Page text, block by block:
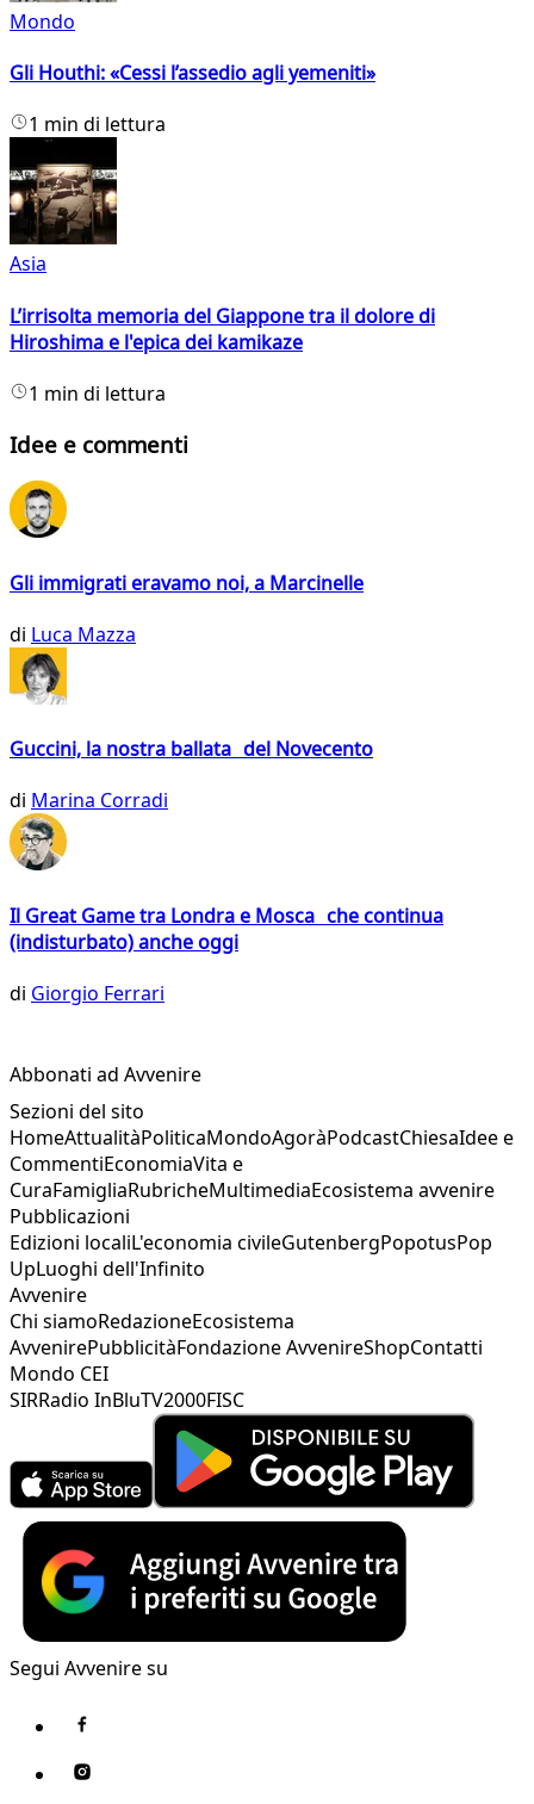
Mondo
Gli Houthi: «Cessi l’assedio agli yemeniti»
1 min di lettura
Asia
L’irrisolta memoria del Giappone tra il dolore di
Hiroshima e l'epica dei kamikaze
1 min di lettura
Idee e commenti
Gli immigrati eravamo noi, a Marcinelle
di Luca Mazza
Guccini, la nostra ballata del Novecento
di Marina Corradi
Il Great Game tra Londra e Mosca che continua
(indisturbato) anche oggi
di Giorgio Ferrari
Abbonati ad Avvenire
Sezioni del sito
HomeAttualitàPoliticaMondoAgoràPodcastChiesaIdee e
CommentiEconomiaVita e
CuraFamigliaRubricheMultimediaEcosistema avvenire
Pubblicazioni
Edizioni localiL'economia civileGutenbergPopotusPop
UpLuoghi dell'Infinito
Avvenire
Chi siamoRedazioneEcosistema
AvvenirePubblicitàFondazione AvvenireShopContatti
Mondo CEI
SIRRadio InBluTV2000FISC
Segui Avvenire su